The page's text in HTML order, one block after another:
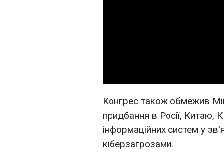
Конгрес також обмежив
придбання в Росії, Китаю,
інформаційних систем у
кіберзагрозами.